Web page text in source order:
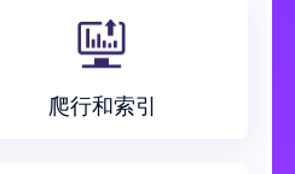
爬行和索引